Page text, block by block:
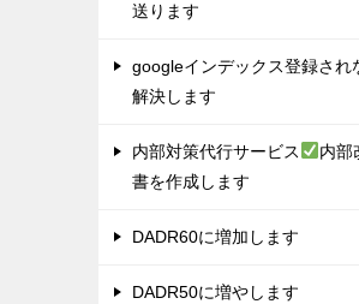
送ります
googleインデックス登録され
解決します
内部対策代行サービス
内部
書を作成します
DADR60に増加します
DADR50に増やします